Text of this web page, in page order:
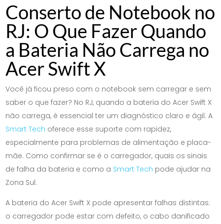
Conserto de Notebook no
RJ: O Que Fazer Quando
a Bateria Não Carrega no
Acer Swift X
Você já ficou preso com o notebook sem carregar e sem
saber o que fazer? No RJ, quando a bateria do Acer Swift X
não carrega, é essencial ter um diagnóstico claro e ágil. A
Smart Tech oferece esse suporte com rapidez,
especialmente para problemas de alimentação e placa-
mãe. Como confirmar se é o carregador, quais os sinais
de falha da bateria e como a Smart Tech pode ajudar na
Zona Sul.
A bateria do Acer Swift X pode apresentar falhas distintas:
o carregador pode estar com defeito, o cabo danificado